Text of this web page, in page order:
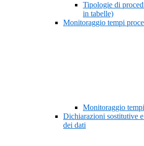
Tipologie di
in tabelle)
Monitoraggio tempi
Monitoraggio
Dichiarazioni sostitutive
dei dati